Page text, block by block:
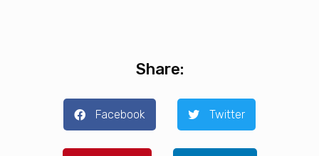
Share:
Facebook Twitter